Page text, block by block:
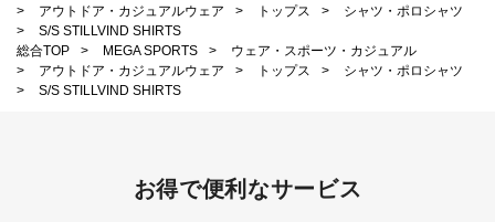
>
アウトドア・カジュアルウェア > トップス >
シャツ・ポロシャツ
>
S/S STILLVIND SHIRTS
総合TOP
> MEGA SPORTS >
ウェア・スポーツ・カジュアル
>
アウトドア・カジュアルウェア > トップス >
シャツ・ポロシャツ
>
S/S STILLVIND SHIRTS
お得で便利なサービス